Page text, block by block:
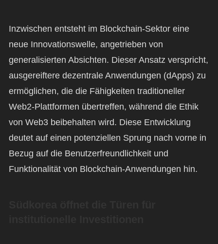
Inzwischen entsteht im Blockchain-Sektor eine
neue Innovationswelle, angetrieben von
generalisierten Absichten. Dieser Ansatz verspricht,
ausgereiftere dezentrale Anwendungen (dApps) zu
ermöglichen, die die Fähigkeiten traditioneller
Web2-Plattformen übertreffen, während die Ethik
von Web3 beibehalten wird. Diese Entwicklung
deutet auf einen potenziellen Sprung nach vorne in
Bezug auf die Benutzerfreundlichkeit und
Funktionalität von Blockchain-Anwendungen hin.